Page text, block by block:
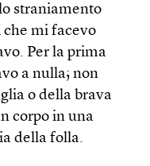
straniamento
che mi facevo
Per la prima
a nulla; non
o della brava
corpo in una
della folla.